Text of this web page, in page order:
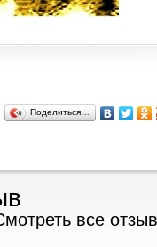
Поделиться…
все